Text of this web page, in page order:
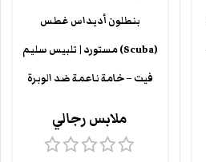
بنطلون أديداس غطس
(Scuba) مستورد | تلبيس سليم
فيت – خامة ناعمة ضد الوبرة
ملابس رجالي